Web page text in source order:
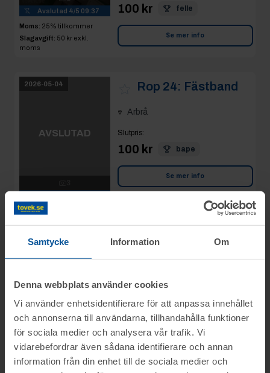
Samtycke Information Om
Denna webbplats använder cookies
Vi använder enhetsidentifierare för att anpassa innehållet
och annonserna till användarna, tillhandahålla funktioner
för sociala medier och analysera vår trafik. Vi
vidarebefordrar även sådana identifierare och annan
information från din enhet till de sociala medier och
Avslutad 4/5 09:37
Moms: 25% tillkommer
Slagavgift: 50 kr exkl.
moms
100 kr felle
Se mer info
2026-05-04
Slagavgift:
moms
Rop 24: Fästband
Arbrå
Slutpris:
100 kr bape
Se mer info
2026-05-04
AVSLUTAD
4
Avslutad4/5 09:39
Moms: 25% tillkommer
Slagavgift:50 krexkl.
Rop 25:
blandare
Arbrå
Slutpris:
100 kr ruben
Se mer info